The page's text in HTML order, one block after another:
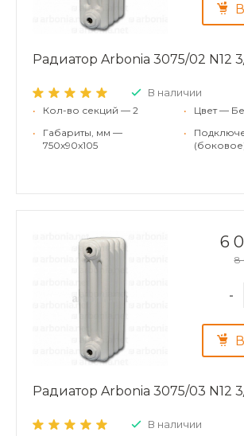
Радиатор Arbonia 3075/02 N12
В наличии
•
Кол-во секций — 2
•
Габариты, мм —
750x90x105
•
Цвет —
•
6
8
-
Радиатор Arbonia 3075/03 N12
В наличии